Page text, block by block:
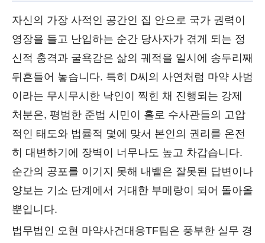
자신의 가장 사적인 공간인 집 안으로 국가 권력이
영장을 들고 난입하는 순간 당사자가 겪게 되는 정
신적 충격과 굴욕감은 삶의 궤적을 일시에 송두리째
뒤흔들어 놓습니다. 특히 D씨의 사연처럼 마약 사범
이라는 무시무시한 낙인이 찍힌 채 진행되는 강제
처분은, 평범한 준법 시민이 홀로 수사관들의 고압
적인 태도와 법률적 덫에 맞서 본인의 권리를 온전
히 대변하기에 장벽이 너무나도 높고 차갑습니다.
순간의 공포를 이기지 못해 내뱉은 잘못된 답변이나
양보는 기소 단계에서 거대한 부메랑이 되어 돌아올
뿐입니다.
법무법인 오현 마약사건대응TF팀은 풍부한 실무 경